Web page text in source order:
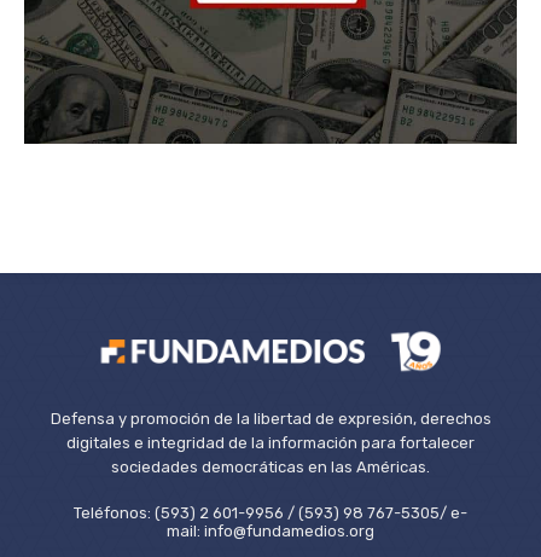
Defensa y promoción de la libertad de expresión, derechos
digitales e integridad de la información para fortalecer
sociedades democráticas en las Américas.
Teléfonos: (593) 2 601-9956 / (593) 98 767-5305/ e-
mail: info@fundamedios.org